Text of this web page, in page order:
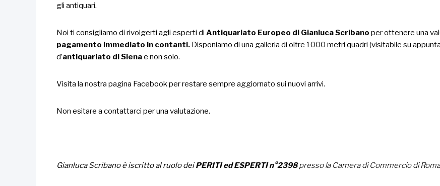
gli antiquari.
Noi ti consigliamo di rivolgerti agli esperti di Antiquariato Europeo di Gianluca Scribano per ottenere una
pagamento immediato in contanti. Disponiamo di una galleria di oltre 1000 metri quadri (visitabile su
d’antiquariato di Sienae non solo.
Visita la nostra pagina Facebookper restare sempre aggiornato sui nuovi arrivi.
Non esitare a contattarci per una valutazione.
Gianluca Scribano è iscritto al ruolo deiPERITI ed ESPERTI n°2398presso la Camera di Commercio di